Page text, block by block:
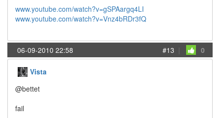
www.youtube.com/watch?v=gSPAargq4LI
www.youtube.com/watch?v=Vnz4bRDr3fQ
06-09-2010 22:58 #13 | 0
Vista
@bettet
fail